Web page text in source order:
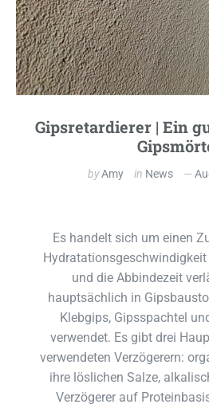
Gipsretardierer | Ein
byAmy in News
Es handelt sich um einen
und die Abbindezeit
hauptsächlich in
Klebgips, Gipsspachtel
verwendet. Es gibt drei
verwendeten Verzögerern:
ihre löslichen Salze,
Verzögerer auf